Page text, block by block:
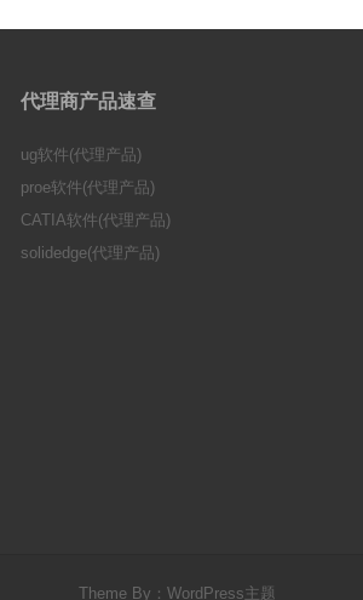
代理商产品速查
ug软件(代理产品)
proe软件(代理产品)
CATIA软件(代理产品)
solidedge(代理产品)
Theme By： WordPress主题